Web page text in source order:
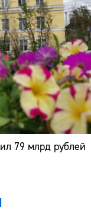
79 млрд рублей